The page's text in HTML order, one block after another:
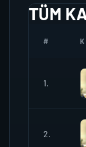
TÜM
# K
1.
2.